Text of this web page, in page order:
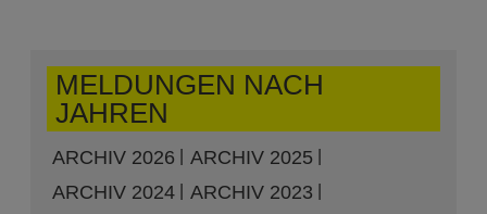
MELDUNGEN NACH
JAHREN
ARCHIV 2026
ARCHIV 2025
ARCHIV 2024
ARCHIV 2023